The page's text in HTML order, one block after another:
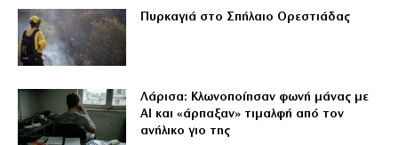
Πυρκαγιά στο Σπήλαιο Ορεστιάδας
Λάρισα: Κλωνοποίησαν φωνή μάνας με
AI και «άρπαξαν» τιμαλφή από τον
ανήλικο γιο της